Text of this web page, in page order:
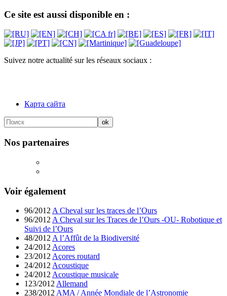
Ce site est aussi disponible en :
Suivez notre actualité sur les réseaux sociaux :
Карта сайта
Nos partenaires
Voir également
96/2012 A Cheval sur les traces de l’Ours
96/2012 A Cheval sur les Traces de l’Ours -OU- Robotique et
Suivi de l’Ours
48/2012 A l’Affût de la Biodiversité
24/2012 Acores
23/2012 Açores routard
24/2012 Acoustique
24/2012 Acoustique musicale
123/2012 Allemand
238/2012 AMA / Année Mondiale de l’Astronomie